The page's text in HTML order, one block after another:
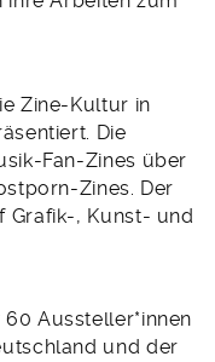
Zine-Kultur in
Die
Fan-Zines über
Zines. Der
Grafik-, Kunst- und
Aussteller*innen
und der